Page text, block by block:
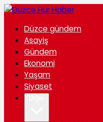
Düzce gündem
Asayiş
Gündem
Ekonomi
Yaşam
Siyaset